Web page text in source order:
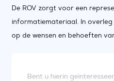
De ROV zorgt voor een
informatiemateriaal. In
op de wensen en behoeften
Bent u hierin